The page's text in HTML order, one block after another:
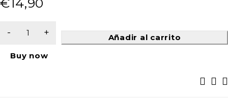
€14,90
Añadir al carrito
Buy now